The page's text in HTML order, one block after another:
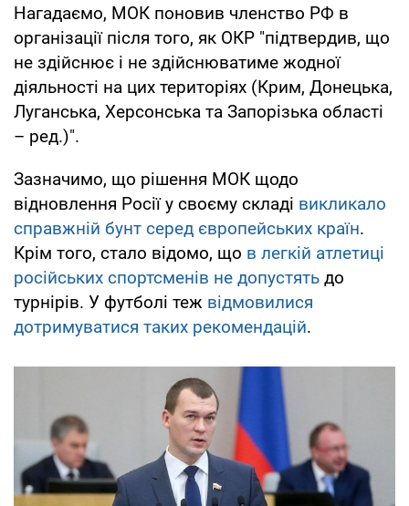
Нагадаємо, МОК поновив членство РФ в
організації після того, як ОКР "підтвердив, що
не здійснює і не здійснюватиме жодної
діяльності на цих територіях (Крим, Донецька,
Луганська, Херсонська та Запорізька області
– ред.)".
Зазначимо, що рішення МОК щодо
відновлення Росії у своєму складі викликало
справжній бунт серед європейських країн.
Крім того, стало відомо, що в легкій атлетиці
російських спортсменів не допустять до
турнірів. У футболі теж відмовилися
дотримуватися таких рекомендацій.